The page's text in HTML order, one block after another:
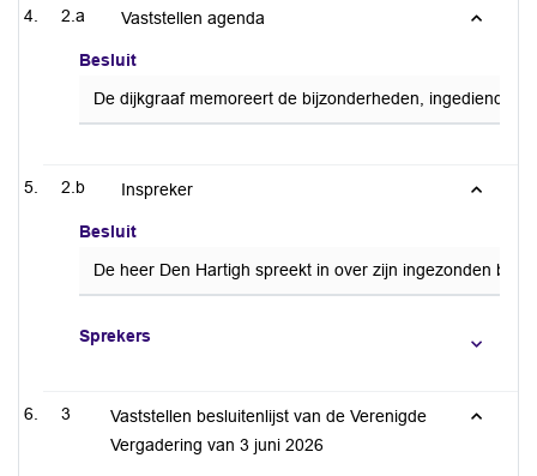
2.a Vaststellen agenda
Besluit
De dijkgraaf memoreert de bijzonderheden, ingediende
2.b Inspreker
Besluit
De heer Den Hartigh spreekt in over zijn ingezonden
Sprekers
3
Vaststellen besluitenlijst van de Verenigde
Vergadering van 3 juni 2026